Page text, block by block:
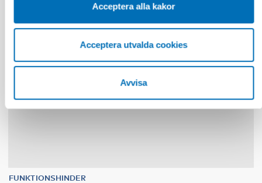
Acceptera alla kakor
Acceptera utvalda cookies
Avvisa
FUNKTIONSHINDER